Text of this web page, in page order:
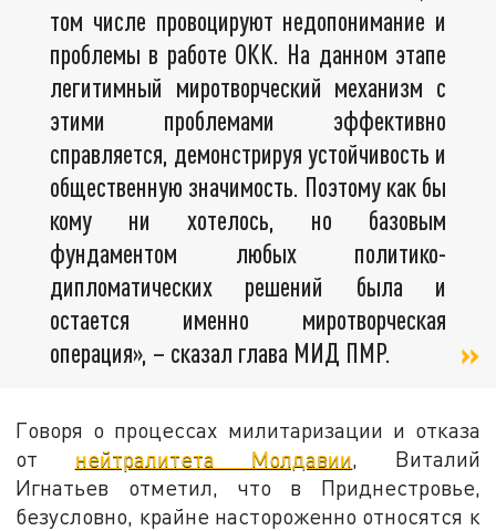
том числе провоцируют недопонимание и
проблемы в работе ОКК. На данном этапе
легитимный миротворческий механизм с
этими проблемами эффективно
справляется, демонстрируя устойчивость и
общественную значимость. Поэтому как бы
кому ни хотелось, но базовым
фундаментом любых политико-
дипломатических решений была и
остается именно миротворческая
операция», – сказал глава МИД ПМР.
Говоря о процессах милитаризации и отказа
от нейтралитета Молдавии, Виталий
Игнатьев отметил, что в Приднестровье,
безусловно, крайне настороженно относятся к